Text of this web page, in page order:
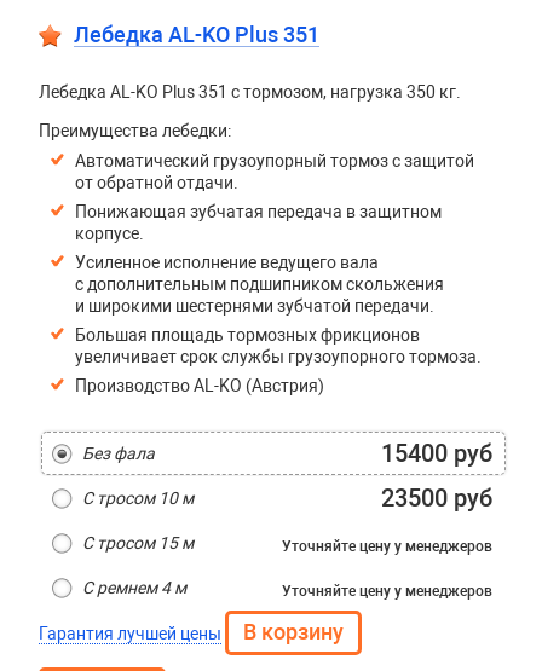
Лебедка AL-KO Plus 351
Лебедка AL-KO Plus 351 с тормозом, нагрузка 350 кг.
Преимущества лебедки:
Автоматический грузоупорный тормоз с защитой
от обратной отдачи.
Понижающая зубчатая передача в защитном
корпусе.
Усиленное исполнение ведущего вала
с дополнительным подшипником скольжения
и широкими шестернями зубчатой передачи.
Большая площадь тормозных фрикционов
увеличивает срок службы грузоупорного тормоза.
Производство AL-KO (Австрия)
Без фала 15400 руб
С тросом 10 м 23500 руб
С тросом 15 м Уточняйте цену у менеджеров
С ремнем 4 м Уточняйте цену у менеджеров
Гарантия лучшей цены